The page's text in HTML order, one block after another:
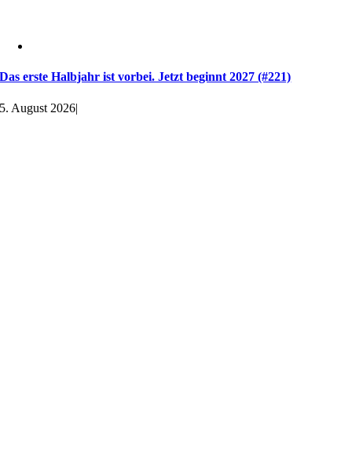
Das erste Halbjahr ist vorbei. Jetzt beginnt 2027 (#221)
5. August 2026|